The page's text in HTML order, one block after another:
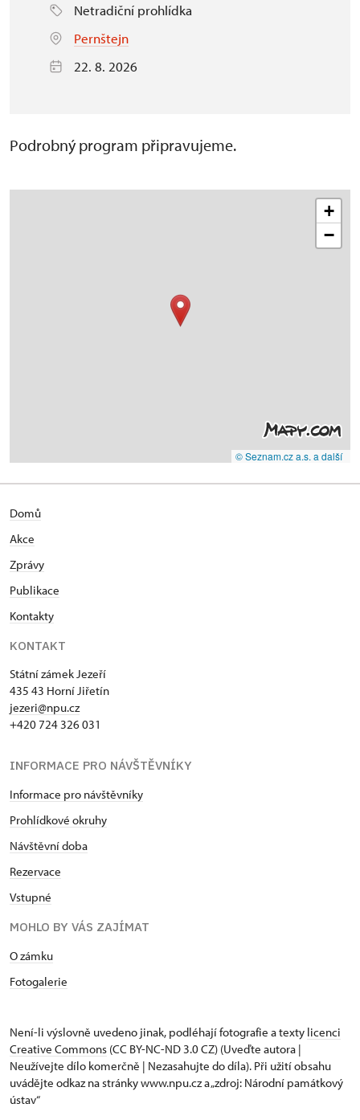
Netradiční prohlídka
Pernštejn
22. 8. 2026
Podrobný program připravujeme.
+
−
© Seznam.cz a.s. a další
Domů
Akce
Zprávy
Publikace
Kontakty
KONTAKT
Státní zámek Jezeří
435 43 Horní Jiřetín
jezeri@npu.cz
+420 724 326 031
INFORMACE PRO NÁVŠTĚVNÍKY
Informace pro návštěvníky
Prohlídkové okruhy
Návštěvní doba
Rezervace
Vstupné
MOHLO BY VÁS ZAJÍMAT
O zámku
Fotogalerie
Není-li výslovně uvedeno jinak, podléhají fotografie a texty licenci
Creative Commons (CC BY-NC-ND 3.0 CZ) (Uveďte autora |
Neužívejte dílo komerčně | Nezasahujte do díla). Při užití obsahu
uvádějte odkaz na stránky www.npu.cz a „zdroj: Národní památkový
ústav“